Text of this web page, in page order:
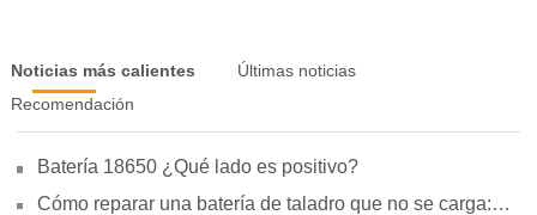
Noticias más calientes
Últimas noticias
Recomendación
Batería 18650 ¿Qué lado es positivo?
Cómo reparar una batería de taladro que no se carga: